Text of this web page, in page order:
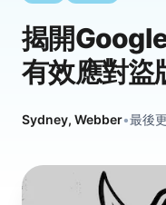
揭開
有效應對盜
Sydney, Webber•最後